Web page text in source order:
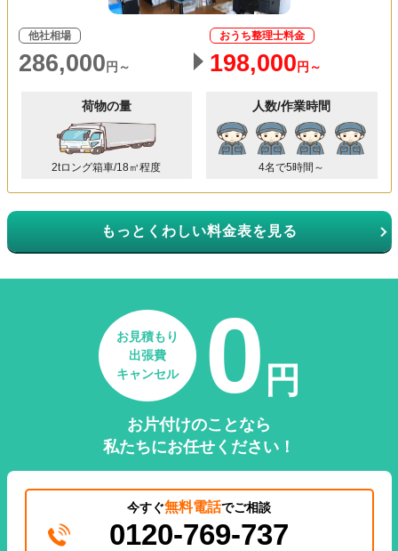
他社相場
286,000 円～
おうち整理士料金
198,000 円～
荷物の量
2tロング箱車/18㎥程度
人数/作業時間
4名で5時間～
もっとくわしい料金表を見る
お見積もり
出張費
キャンセル
0 円
お片付けのことなら
私たちにお任せください！
今すぐ無料電話でご相談
0120-769-737